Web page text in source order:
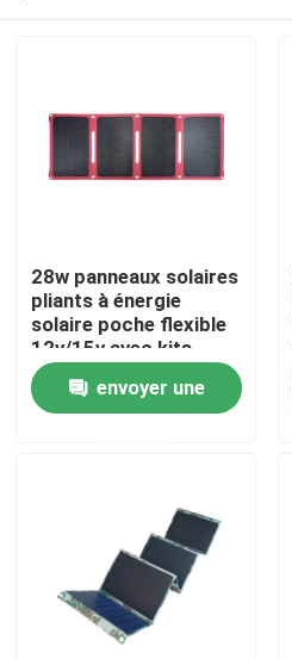
Aperçu
A propos de nous
Visite d'usine
28w panneaux solaires
pliants à énergie
solaire poche flexible
12v/15v avec kits
d'alimentation pour le
campingenvoyer une